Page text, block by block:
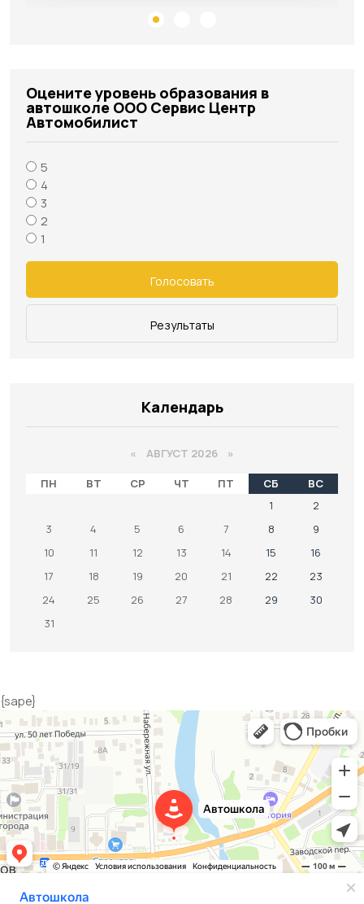
Оцените уровень образования в
автошколе ООО Сервис Центр
Автомобилист
5
4
3
2
1
Голосовать
Результаты
Календарь
« АВГУСТ 2026 »
ПН ВТ СР ЧТ ПТ СБ
ВС
1
2
3
4 5 6 7 8
9
10
11 12 13 14 15
16
17
18 19 20 21 22
23
24
25 26 27 28 29
30
31
{sape}